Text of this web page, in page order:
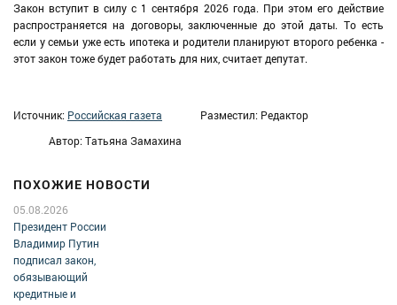
Закон вступит в силу с 1 сентября 2026 года. При этом его действие
распространяется на договоры, заключенные до этой даты. То есть
если у семьи уже есть ипотека и родители планируют второго ребенка -
этот закон тоже будет работать для них, считает депутат.
Источник: Российская газета
Разместил: Редактор
Автор: Татьяна Замахина
ПОХОЖИЕ НОВОСТИ
05.08.2026
Президент России
Владимир Путин
подписал закон,
обязывающий
кредитные и